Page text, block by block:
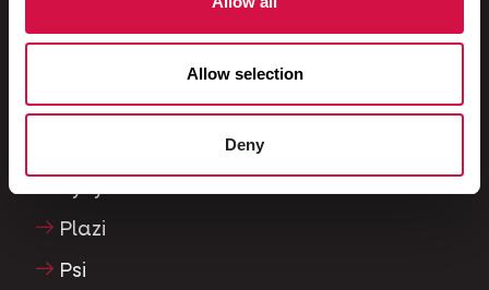
Allow selection
Deny
Králíci
Plazi
Psi